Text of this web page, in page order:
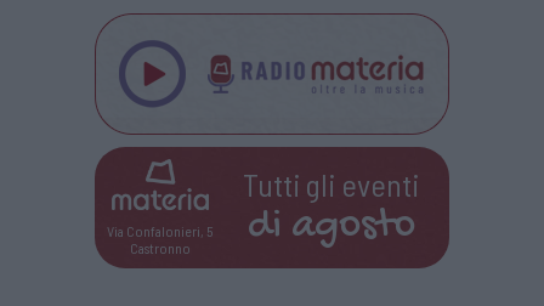
Via Confalonieri, 5
Castronno
Tutti gli eventi
di agosto